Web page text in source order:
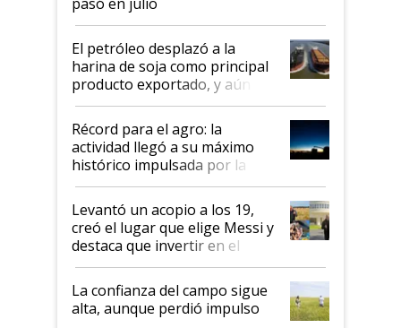
El petróleo desplazó a la
harina de soja como principal
producto exportado, y aún así
el agro aportó casi seis de cada
diez dólares y sostuvo el
liderazgo en un semestre
récord
Récord para el agro: la
actividad llegó a su máximo
histórico impulsada por la
cosecha y las exportaciones
Levantó un acopio a los 19,
creó el lugar que elige Messi y
destaca que invertir en el
kirchnerismo era como "darle
plata a un hijo para droga":
Juan Félix Rossetti, el libertario
que de una dura crisis salió
La confianza del campo sigue
alta, aunque perdió impulso